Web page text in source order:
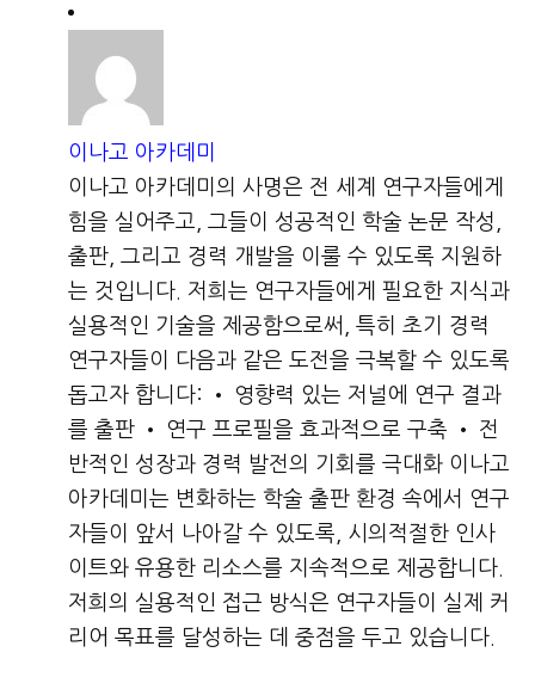
이나고 아카데미
이나고 아카데미의 사명은 전 세계 연구자들에게
힘을 실어주고, 그들이 성공적인 학술 논문 작성,
출판, 그리고 경력 개발을 이룰 수 있도록 지원하
는 것입니다. 저희는 연구자들에게 필요한 지식과
실용적인 기술을 제공함으로써, 특히 초기 경력
연구자들이 다음과 같은 도전을 극복할 수 있도록
돕고자 합니다: • 영향력 있는 저널에 연구 결과
를 출판 • 연구 프로필을 효과적으로 구축 • 전
반적인 성장과 경력 발전의 기회를 극대화 이나고
아카데미는 변화하는 학술 출판 환경 속에서 연구
자들이 앞서 나아갈 수 있도록, 시의적절한 인사
이트와 유용한 리소스를 지속적으로 제공합니다.
저희의 실용적인 접근 방식은 연구자들이 실제 커
리어 목표를 달성하는 데 중점을 두고 있습니다.